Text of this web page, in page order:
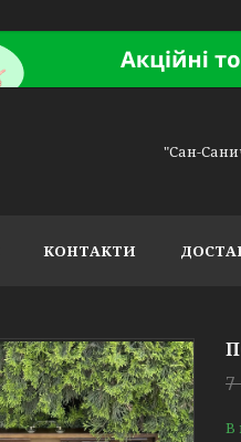
"Сан-
КОНТАКТИ
7
В